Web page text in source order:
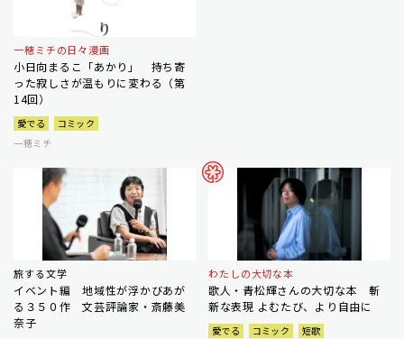
一穂ミチの日々漫画
小日向まるこ「あかり」 持ち寄
った寂しさが温もりに変わる（第
14回）
愛でる
コミック
一穂ミチ
旅する文学
イベント編 地域性が浮かびあが
る３５０作 文芸評論家・斎藤美
奈子
わたしの大切な本
歌人・青松輝さんの大切な本 斬
新な表現 よむたび、より自由に
愛でる コミック 短歌